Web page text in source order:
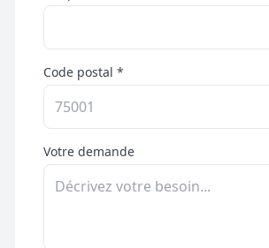
Code postal *
Votre demande